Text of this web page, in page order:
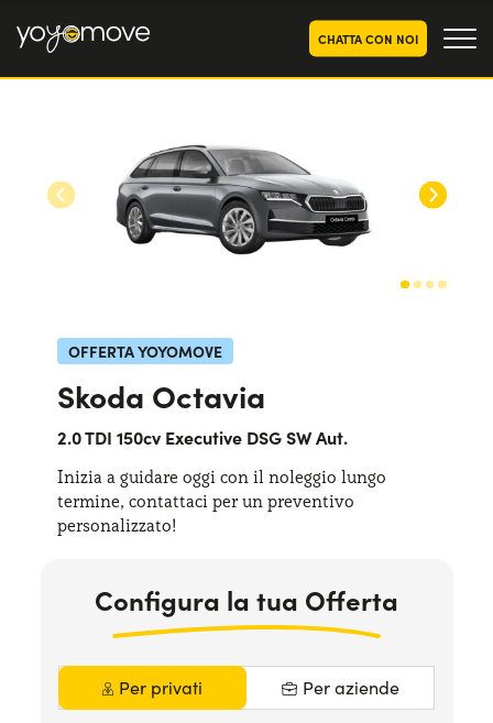
CHATTA CON NOI
Aziende e P.IVA
OFFERTE NOLEGGIO
AUTO USATE
CHI SIAMO
Lavora con noi
PERCHÉ CONVIENE
SCEGLI UN PAESE
Serve assistenza?
OFFERTA YOYOMOVE
Skoda Octavia
2.0 TDI 150cv Executive DSG SW Aut.
Inizia a guidare oggi con il noleggio lungo
termine, contattaci per un preventivo
personalizzato!
Configura la tua Offerta
Per privati Per aziende